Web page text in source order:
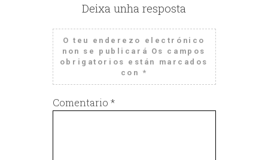
Deixa unha resposta
O teu enderezo electrónico
non se publicará Os campos
obrigatorios están marcados
con *
Comentario *